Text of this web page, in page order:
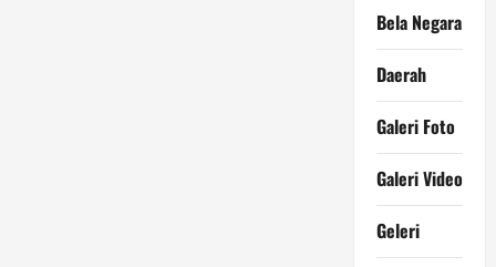
Bela Negara
Daerah
Galeri Foto
Galeri Video
Geleri